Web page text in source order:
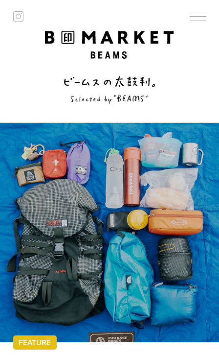
FEATURE
私の偏愛話、聞いていってくれませんか？
B印的太鼓判マップ